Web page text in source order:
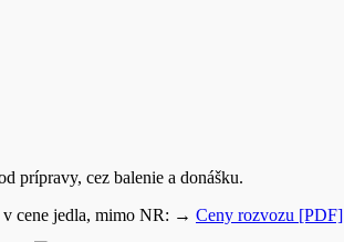
prípravy, cez balenie a donášku.
cene jedla, mimo NR: → Ceny rozvozu [PDF]